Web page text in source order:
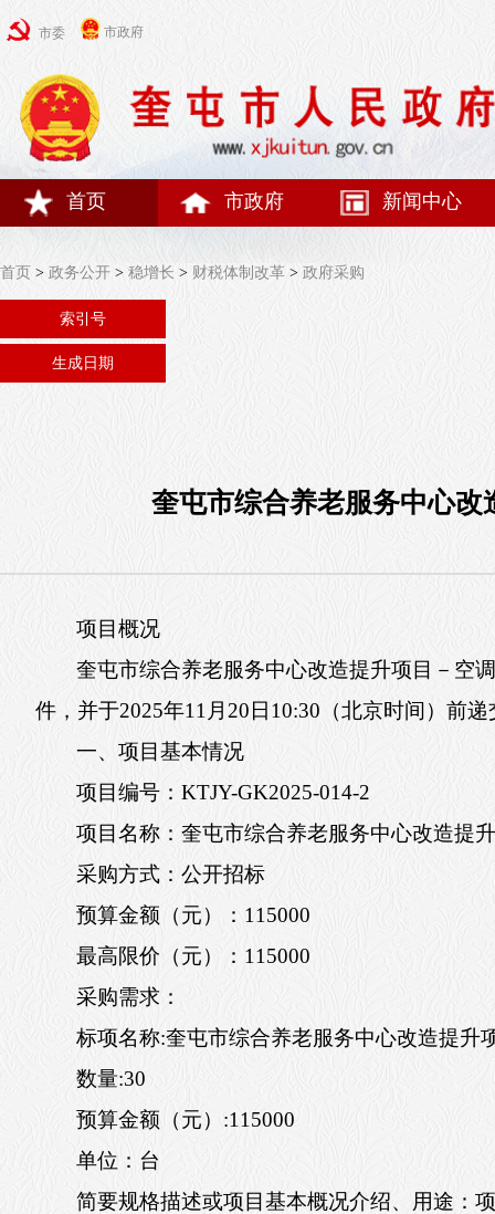
市委 市政府
首页 市政府 新闻中心
首页 > 政务公开 > 稳增长 > 财税体制改革 > 政府采购
索引号
生成日期
奎屯市综合养老服务中心
项目概况
奎屯市综合养老服务中心改造提升项目－空
件，并于2025年11月20日10:30（北京时间）前
一、项目基本情况
项目编号：KTJY-GK2025-014-2
项目名称：奎屯市综合养老服务中心改造提
采购方式：公开招标
预算金额（元）：115000
最高限价（元）：115000
采购需求：
标项名称:奎屯市综合养老服务中心改造提升
数量:30
预算金额（元）:115000
单位：台
简要规格描述或项目基本概况介绍、用途：